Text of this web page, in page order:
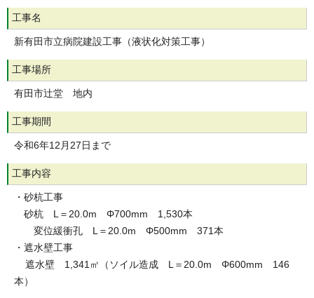
工事名
新有田市立病院建設工事（液状化対策工事）
工事場所
有田市辻堂 地内
工事期間
令和6年12月27日まで
工事内容
・砂杭工事
砂杭 L＝20.0m Φ700mm 1,530本
変位緩衝孔 L＝20.0m Φ500mm 371本
・遮水壁工事
遮水壁 1,341㎡（ソイル造成 L＝20.0m Φ600mm 146
本）